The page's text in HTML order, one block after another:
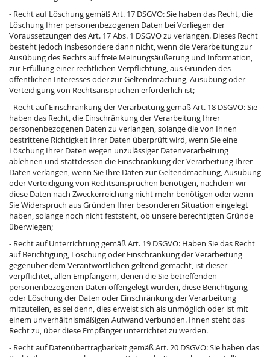
- Recht auf Löschung gemäß Art. 17 DSGVO: Sie haben das Recht, die
Löschung Ihrer personenbezogenen Daten bei Vorliegen der
Voraussetzungen des Art. 17 Abs. 1 DSGVO zu verlangen. Dieses Recht
besteht jedoch insbesondere dann nicht, wenn die Verarbeitung zur
Ausübung des Rechts auf freie Meinungsäußerung und Information,
zur Erfüllung einer rechtlichen Verpflichtung, aus Gründen des
öffentlichen Interesses oder zur Geltendmachung, Ausübung oder
Verteidigung von Rechtsansprüchen erforderlich ist;
- Recht auf Einschränkung der Verarbeitung gemäß Art. 18 DSGVO: Sie
haben das Recht, die Einschränkung der Verarbeitung Ihrer
personenbezogenen Daten zu verlangen, solange die von Ihnen
bestrittene Richtigkeit Ihrer Daten überprüft wird, wenn Sie eine
Löschung Ihrer Daten wegen unzulässiger Datenverarbeitung
ablehnen und stattdessen die Einschränkung der Verarbeitung Ihrer
Daten verlangen, wenn Sie Ihre Daten zur Geltendmachung, Ausübung
oder Verteidigung von Rechtsansprüchen benötigen, nachdem wir
diese Daten nach Zweckerreichung nicht mehr benötigen oder wenn
Sie Widerspruch aus Gründen Ihrer besonderen Situation eingelegt
haben, solange noch nicht feststeht, ob unsere berechtigten Gründe
überwiegen;
- Recht auf Unterrichtung gemäß Art. 19 DSGVO: Haben Sie das Recht
auf Berichtigung, Löschung oder Einschränkung der Verarbeitung
gegenüber dem Verantwortlichen geltend gemacht, ist dieser
verpflichtet, allen Empfängern, denen die Sie betreffenden
personenbezogenen Daten offengelegt wurden, diese Berichtigung
oder Löschung der Daten oder Einschränkung der Verarbeitung
mitzuteilen, es sei denn, dies erweist sich als unmöglich oder ist mit
einem unverhältnismäßigen Aufwand verbunden. Ihnen steht das
Recht zu, über diese Empfänger unterrichtet zu werden.
- Recht auf Datenübertragbarkeit gemäß Art. 20 DSGVO: Sie haben das